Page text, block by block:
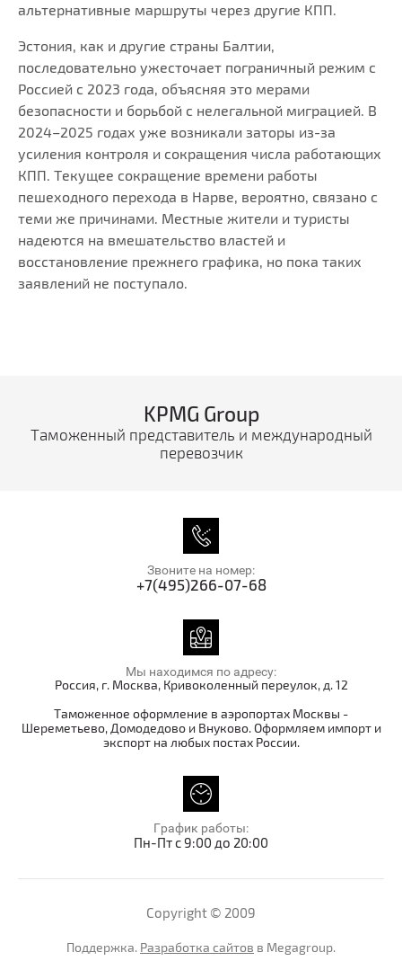
альтернативные маршруты через другие КПП.
Эстония, как и другие страны Балтии,
последовательно ужесточает пограничный режим с
Россией с 2023 года, объясняя это мерами
безопасности и борьбой с нелегальной миграцией. В
2024–2025 годах уже возникали заторы из-за
усиления контроля и сокращения числа работающих
КПП. Текущее сокращение времени работы
пешеходного перехода в Нарве, вероятно, связано с
теми же причинами. Местные жители и туристы
надеются на вмешательство властей и
восстановление прежнего графика, но пока таких
заявлений не поступало.
KPMG Group
Таможенный представитель и международный
перевозчик
Звоните на номер:
+7(495)266-07-68
Мы находимся по адресу:
Россия, г. Москва, Кривоколенный переулок, д. 12
Таможенное оформление в аэропортах Москвы -
Шереметьево, Домодедово и Внуково. Оформляем импорт и
экспорт на любых постах России.
График работы:
Пн-Пт с 9:00 до 20:00
Copyright © 2009
Поддержка. Разработка сайтов в Megagroup.